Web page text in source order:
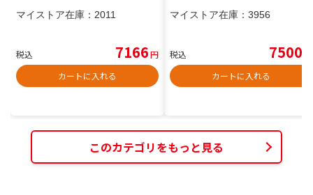
マイストア在庫： 2011
税込 7166円
カートに入れる
マイストア在庫： 3956
税込 7500
カートに入れる
このカテゴリをもっと見る